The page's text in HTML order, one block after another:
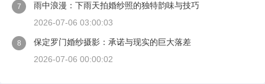
7
雨中浪漫：下雨天拍婚纱照的独特韵味与技巧
2026-07-06 03:00:03
8
保定罗门婚纱摄影：承诺与现实的巨大落差
2026-07-06 00:00:02